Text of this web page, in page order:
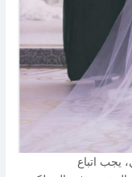
يجب اتباع